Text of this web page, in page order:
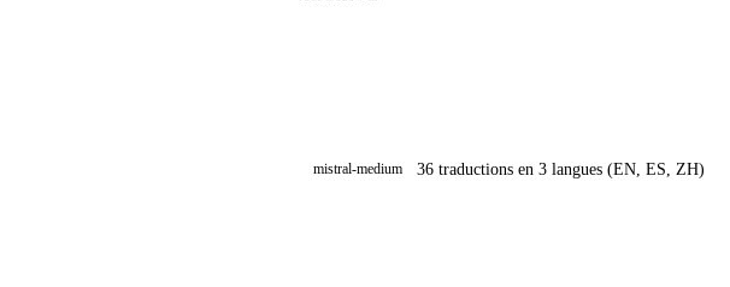
mistral-medium 36 traductions en 3 langues (EN, ES, ZH)